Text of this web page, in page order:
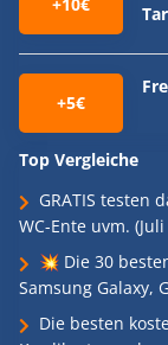
+10€
+5€
Top Vergleiche
GRATIS testen
WC-Ente uvm.
💥 Die 30
Samsung Galaxy,
Die besten